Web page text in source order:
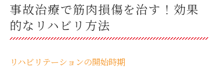
事故治療で筋肉損傷を治す！効果
的なリハビリ方法
リハビリテーションの開始時期